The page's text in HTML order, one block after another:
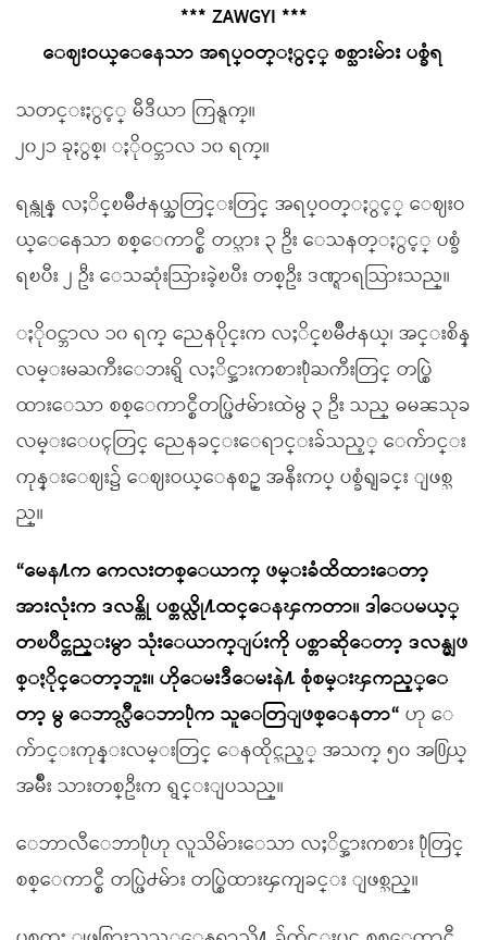
*** ZAWGYI ***
ေဈးဝယ္ေနေသာ အရပ္ဝတ္ႏွင့္ စစ္သားမ်ား ပစ္ခံရ
သတင္းႏွင့္ မီဒီယာ ကြန္ရက္။
၂၀၂၁ ခုႏွစ္၊ ႏိုဝင္ဘာလ ၁၀ ရက္။
ရန္ကုန္ လႈိင္ၿမိဳ႕နယ္အတြင္းတြင္ အရပ္ဝတ္ႏွင့္ ေဈးဝ
ယ္ေနေသာ စစ္ေကာင္စီ တပ္သား ၃ ဦး ေသနတ္ႏွင့္ ပစ္ခံ
ရၿပီး ၂ ဦး ေသဆုံးသြားခဲ့ၿပီး တစ္ဦး ဒဏ္ရာရသြားသည္။
ႏိုဝင္ဘာလ ၁၀ ရက္ ညေနပိုင္းက လႈိင္ၿမိဳ႕နယ္၊ အင္းစိန္
လမ္းမႀကီးေဘးရွိ လႈိင္အားကစား႐ုံႀကီးတြင္ တပ္စြဲ
ထားေသာ စစ္ေကာင္စီတပ္ဖြဲ႕မ်ားထဲမွ ၃ ဦး သည္ ဓမၼသုခ
လမ္းေပၚတြင္ ညေနခင္းေရာင္းခ်သည့္ ေက်ာင္း
ကုန္းေဈး၌ ေဈးဝယ္ေနစဥ္ အနီးကပ္ ပစ္ခံရျခင္း ျဖစ္သ
ည္။
“မေန႔က ကေလးတစ္ေယာက္ ဖမ္းခံထိထားေတာ့
အားလုံးက ဒလန္ကို ပစ္တယ္လို႔ထင္ေနၾကတာ။ ဒါေပမယ့္
တၿပိဳင္တည္းမွာ သုံးေယာက္ျပဴးကို ပစ္တာဆိုေတာ့ ဒလန္မျဖ
စ္ႏိုင္ေတာ့ဘူး။ ဟိုေမးဒီေမးနဲ႔ စုံစမ္းၾကည့္ေ
တာ့ မွ ေဘာ္လီေဘာ႐ုံက သူေတြျဖစ္ေနတာ“ ဟု ေ
က်ာင္းကုန္းလမ္းတြင္ ေနထိုင္သည့္ အသက္ ၅၀ အ႐ြယ္
အမ်ိဳး သားတစ္ဦးက ရွင္းျပသည္။
ေဘာလီေဘာ႐ုံဟု လူသိမ်ားေသာ လႈိင္အားကစား ႐ုံတြင္
စစ္ေကာင္စီ တပ္ဖြဲ႕မ်ား တပ္စြဲထားၾကျခင္း ျဖစ္သည္။